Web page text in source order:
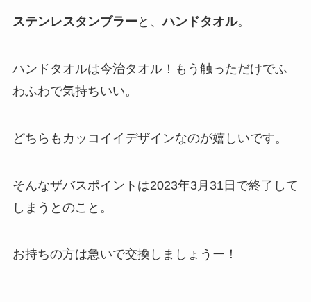
ステンレスタンブラー と、ハンドタオル。
ハンドタオルは今治タオル！もう触っただけでふ
わふわで気持ちいい。
どちらもカッコイイデザインなのが嬉しいです。
そんなザバスポイントは2023年3月31日で終了して
しまうとのこと。
お持ちの方は急いで交換しましょうー！